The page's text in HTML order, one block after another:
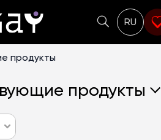
RU
продукты
продукты